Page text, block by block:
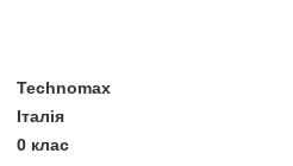
Technomax
Італія
0 клас